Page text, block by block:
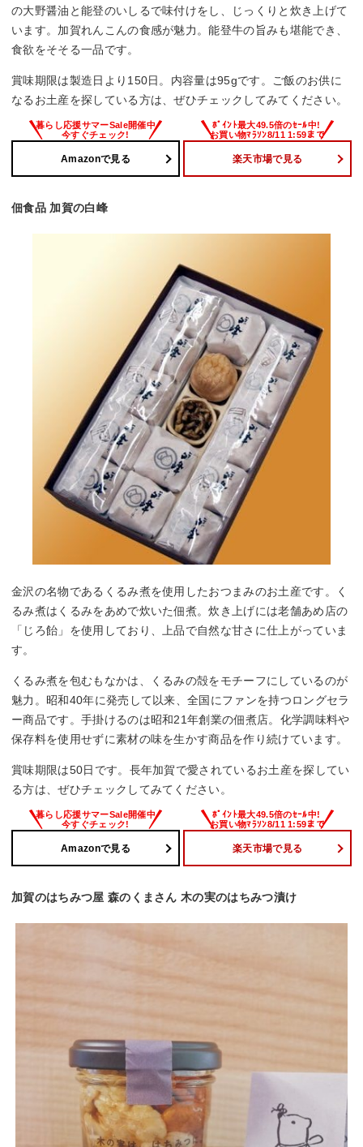
の大野醤油と能登のいしるで味付けをし、じっくりと炊き上げて
います。加賀れんこんの食感が魅力。能登牛の旨みも堪能でき、
食欲をそそる一品です。
賞味期限は製造日より150日。内容量は95gです。ご飯のお供に
なるお土産を探している方は、ぜひチェックしてみてください。
Amazonで見る 楽天市場で見る
佃食品 加賀の白峰
金沢の名物であるくるみ煮を使用したおつまみのお土産です。く
るみ煮はくるみをあめで炊いた佃煮。炊き上げには老舗あめ店の
「じろ飴」を使用しており、上品で自然な甘さに仕上がっていま
す。
くるみ煮を包むもなかは、くるみの殻をモチーフにしているのが
魅力。昭和40年に発売して以来、全国にファンを持つロングセラ
ー商品です。手掛けるのは昭和21年創業の佃煮店。化学調味料や
保存料を使用せずに素材の味を生かす商品を作り続けています。
賞味期限は50日です。長年加賀で愛されているお土産を探してい
る方は、ぜひチェックしてみてください。
Amazonで見る 楽天市場で見る
加賀のはちみつ屋 森のくまさん 木の実のはちみつ漬け